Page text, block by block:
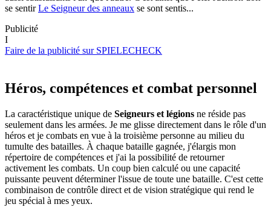
se sentirLe Seigneur des anneaux se sont sentis...
Publicité
I
Faire de la publicité sur SPIELECHECK
Héros, compétences et combat personnel
La caractéristique unique de Seigneurs et légions ne réside pas
seulement dans les armées. Je me glisse directement dans le rôle d'un
héros et je combats en vue à la troisième personne au milieu du
tumulte des batailles. À chaque bataille gagnée, j'élargis mon
répertoire de compétences et j'ai la possibilité de retourner
activement les combats. Un coup bien calculé ou une capacité
puissante peuvent déterminer l'issue de toute une bataille. C'est cette
combinaison de contrôle direct et de vision stratégique qui rend le
jeu spécial à mes yeux.